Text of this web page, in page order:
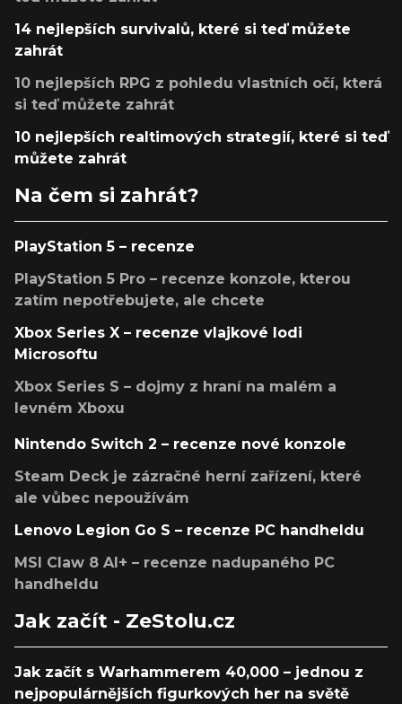
14 nejlepších survivalů, které si teď můžete
zahrát
10 nejlepších RPG z pohledu vlastních očí, která
si teď můžete zahrát
10 nejlepších realtimových strategií, které si teď
můžete zahrát
Na čem si zahrát?
PlayStation 5 – recenze
PlayStation 5 Pro – recenze konzole, kterou
zatím nepotřebujete, ale chcete
Xbox Series X – recenze vlajkové lodi
Microsoftu
Xbox Series S – dojmy z hraní na malém a
levném Xboxu
Nintendo Switch 2 – recenze nové konzole
Steam Deck je zázračné herní zařízení, které
ale vůbec nepoužívám
Lenovo Legion Go S – recenze PC handheldu
MSI Claw 8 AI+ – recenze nadupaného PC
handheldu
Jak začít - ZeStolu.cz
Jak začít s Warhammerem 40,000 – jednou z
nejpopulárnějších figurkových her na světě